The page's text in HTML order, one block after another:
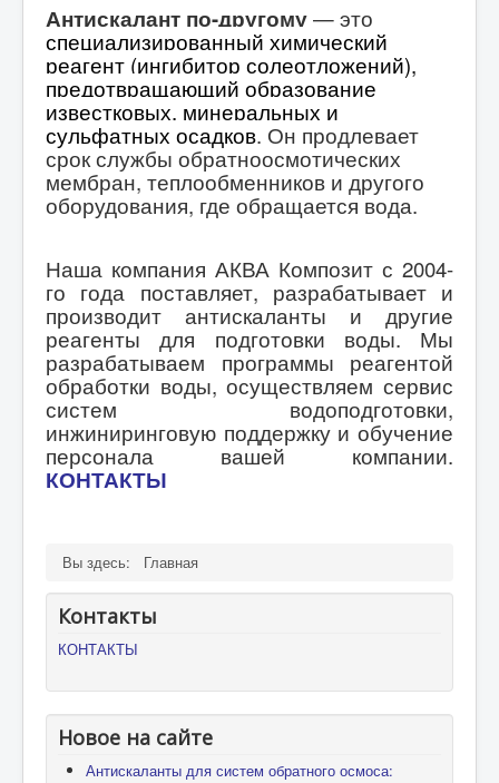
Антискалант по-другому— это
специализированный химический
реагент (ингибитор солеотложений),
предотвращающий образование
известковых, минеральных и
сульфатных осадков. Он продлевает
срок службы обратноосмотических
мембран, теплообменников и другого
оборудования, где обращается вода.
Наша компания АКВА Композит с 2004-
го года поставляет, разрабатывает и
производит антискаланты и другие
реагенты для подготовки воды. Мы
разрабатываем программы реагентой
обработки воды, осуществляем сервис
систем водоподготовки,
инжиниринговую поддержку и обучение
персонала вашей компании.
КОНТАКТЫ
Вы здесь: Главная
Контакты
КОНТАКТЫ
Новое на сайте
Антискаланты для систем обратного осмоса: